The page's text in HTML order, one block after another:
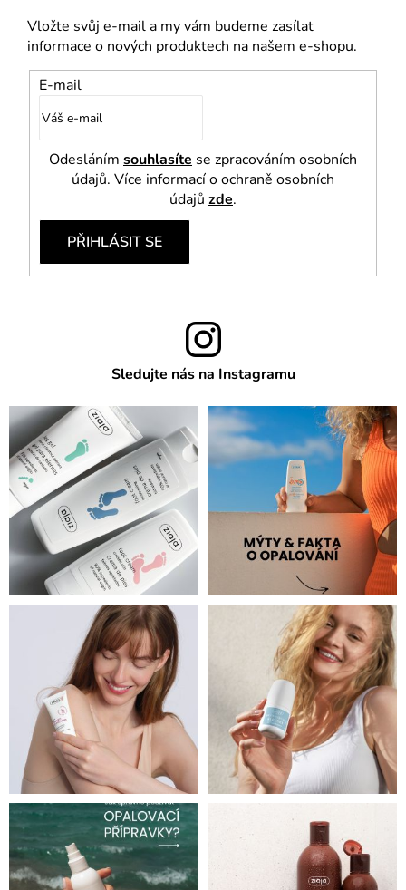
Vložte svůj e-mail a my vám budeme zasílat
informace o nových produktech na našem e-shopu.
E-mail
Odesláním souhlasíte se zpracováním osobních
údajů. Více informací o ochraně osobních
údajů zde.
PŘIHLÁSIT SE
Sledujte nás na Instagramu